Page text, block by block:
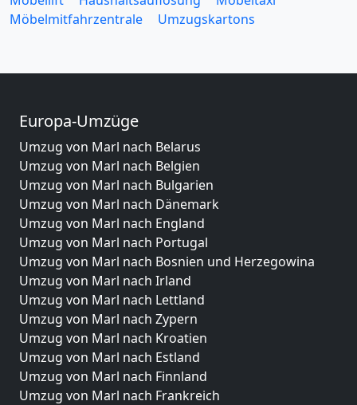
Möbelmitfahrzentrale
Umzugskartons
Europa-Umzüge
Umzug von Marl nach Belarus
Umzug von Marl nach Belgien
Umzug von Marl nach Bulgarien
Umzug von Marl nach Dänemark
Umzug von Marl nach England
Umzug von Marl nach Portugal
Umzug von Marl nach Bosnien und Herzegowina
Umzug von Marl nach Irland
Umzug von Marl nach Lettland
Umzug von Marl nach Zypern
Umzug von Marl nach Kroatien
Umzug von Marl nach Estland
Umzug von Marl nach Finnland
Umzug von Marl nach Frankreich